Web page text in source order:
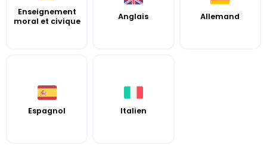
Enseignement
moral et civique
Anglais Allemand
Espagnol Italien